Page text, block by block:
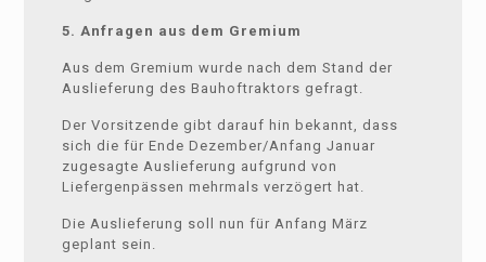
5. Anfragen aus dem Gremium
Aus dem Gremium wurde nach dem Stand der
Auslieferung des Bauhoftraktors gefragt.
Der Vorsitzende gibt darauf hin bekannt, dass
sich die für Ende Dezember/Anfang Januar
zugesagte Auslieferung aufgrund von
Liefergenpässen mehrmals verzögert hat.
Die Auslieferung soll nun für Anfang März
geplant sein.